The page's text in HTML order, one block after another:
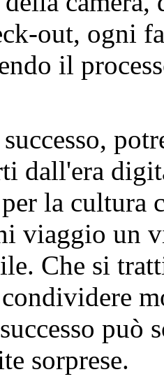
out, ogni
il
dall'era
la cultura
viaggio un
Che si
può
sorprese.